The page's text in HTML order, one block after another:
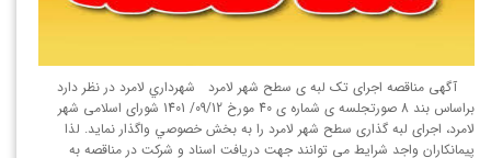
آگهی مناقصه اجرای تک لبه ی سطح شهر لامرد شهرداري لامرد در نظر دارد
براساس بند 8 صورتجلسه ی شماره ی 40 مورخ 09/12/ 1401 شورای اسلامی شهر
لامرد، اجرای لبه گذاری سطح شهر لامرد را به بخش خصوصي واگذار نمايد. لذا
پيمانكاران واجد شرايط مي توانند جهت دريافت اسناد و شركت در مناقصه به